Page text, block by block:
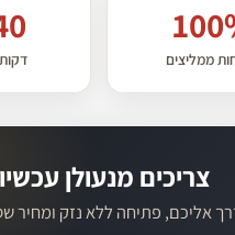
ממליצים
צריכים מנעולן
אליכם, פתיחה ללא נזק ומחיר